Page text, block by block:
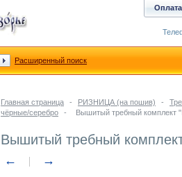
Главная страница - РИЗНИЦА (на пошив) -
чёрные/серебро
- Вышитый требный комплект
Вышитый требный
← →
Оплата
Расширенный поиск